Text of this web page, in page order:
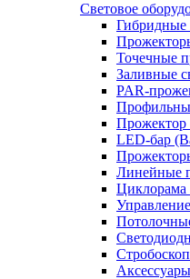
Световое
Гибридные
Точечные
Заливные
PAR-
Прожектор
LED-бар
Линейные
Циклорама